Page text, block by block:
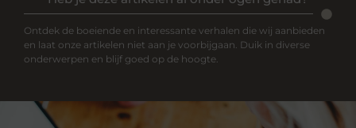
Ontdek de boeiende en interessante verhalen die wij aanbieden
en laat onze artikelen niet aan je voorbijgaan. Duik in diverse
onderwerpen en blijf goed op de hoogte.